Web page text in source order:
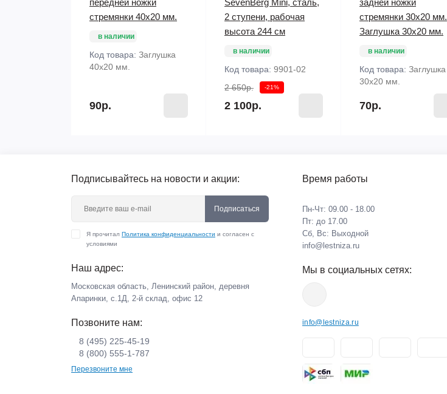
передней ножки
стремянки 40х20 мм.
в наличии
Код товара: Заглушка
40х20 мм.
90р.
SevenBerg Mini, сталь,
2 ступени, рабочая
высота 244 см
в наличии
Код товара: 9901-02
2 650р.
-21%
2 100р.
задней ножки
стремянки 30х20 мм.
Заглушка 30х20 мм.
в наличии
Код товара: Заглушка
30х20 мм.
70р.
Подписывайтесь на новости и акции:
Подписаться
Я прочитал Политика конфиденциальности и согласен с
условиями
Наш адрес:
Московская область, Ленинский район, деревня
Апаринки, с.1Д, 2-й склад, офис 12
Позвоните нам:
8 (495) 225-45-19
8 (800) 555-1-787
Перезвоните мне
Время работы
Пн-Чт: 09.00 - 18.00
Пт: до 17.00
Сб, Вс: Выходной
info@lestniza.ru
Мы в социальных сетях:
info@lestniza.ru